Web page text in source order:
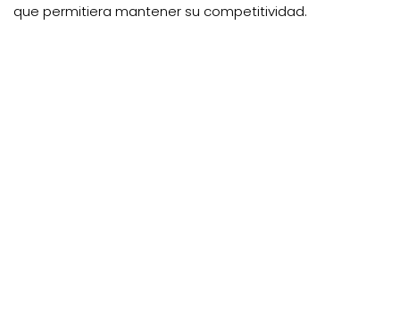
que permitiera mantener su competitividad.